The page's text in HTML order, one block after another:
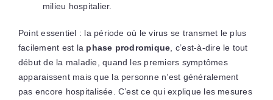
milieu hospitalier.
Point essentiel : la période où le virus se transmet le plus
facilement est la phase prodromique , c’est-à-dire le tout
début de la maladie, quand les premiers symptômes
apparaissent mais que la personne n’est généralement
pas encore hospitalisée. C’est ce qui explique les mesures